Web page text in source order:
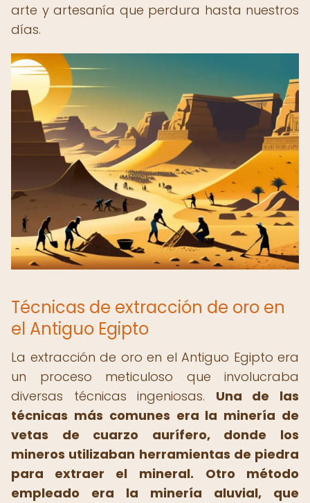
arte y artesanía que perdura hasta nuestros
días.
Técnicas de extracción de oro en
el Antiguo Egipto
La extracción de oro en el Antiguo Egipto era
un proceso meticuloso que involucraba
diversas técnicas ingeniosas. Una de las
técnicas más comunes era la minería de
vetas de cuarzo aurífero, donde los
mineros utilizaban herramientas de piedra
para extraer el mineral.
Otro método
empleado era la minería aluvial, que